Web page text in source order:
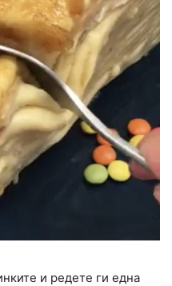
и редете ги една